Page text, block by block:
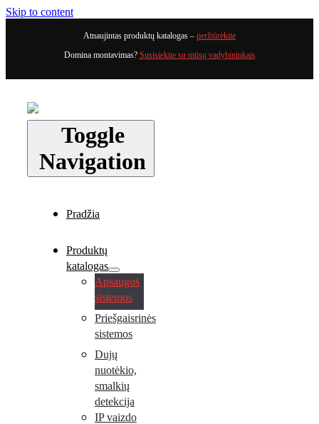
Skip to content
Atnaujintas produktų katalogas – peržiūrėkite
Domina montavimas? Susisiekite su mūsų vadybininkais
Toggle
Navigation
Pradžia
Produktų
katalogas
Apsaugos
sistemos
Priešgaisrinės
sistemos
Dujų
nuotėkio,
smalkių
detekcija
IP vaizdo